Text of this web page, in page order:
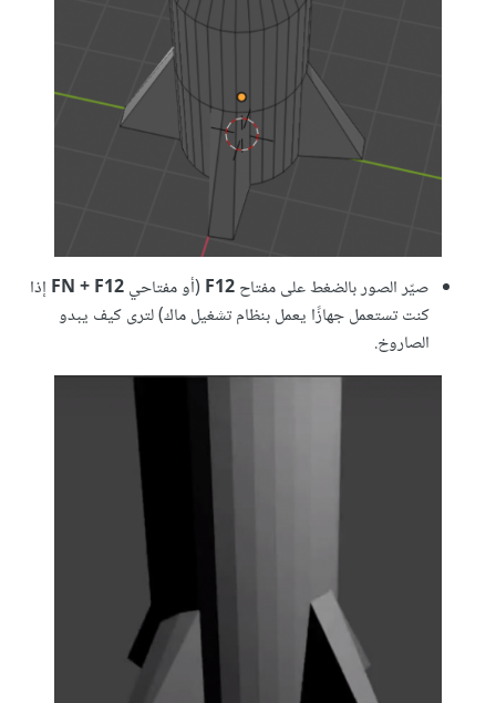
صيّر الصور بالضغط على مفتاحF12 (أو مفتاحيFN + F12 إذا
كنت تستعمل جهازًا يعمل بنظام تشغيل ماك) لترى كيف يبدو
الصاروخ.